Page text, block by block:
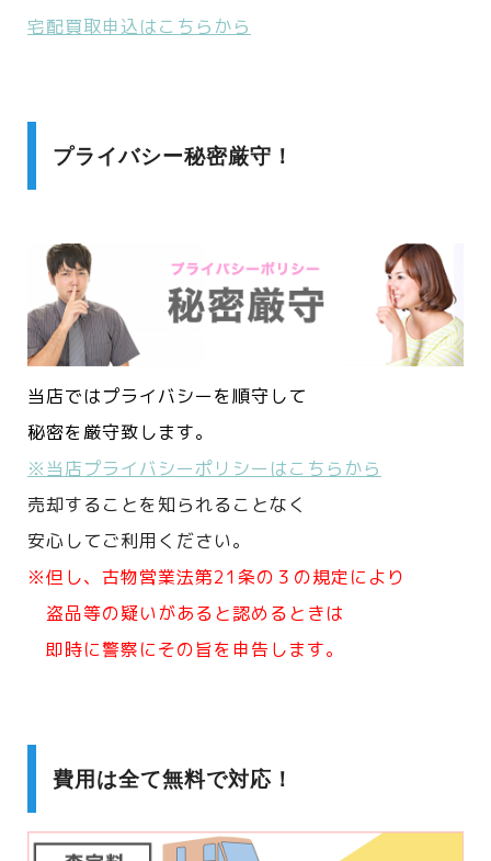
宅配買取申込はこちらから
プライバシー秘密厳守！
当店ではプライバシーを順守して
秘密を厳守致します。
※当店プライバシーポリシーはこちらから
売却することを知られることなく
安心してご利用ください。
※但し、古物営業法第21条の３の規定により
盗品等の疑いがあると認めるときは
即時に警察にその旨を申告します。
費用は全て無料で対応！